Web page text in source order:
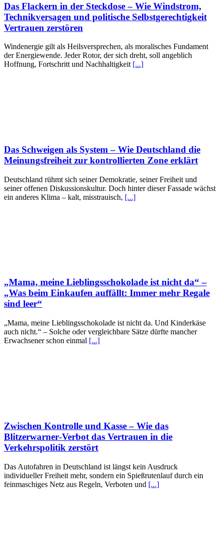
Das Flackern in der Steckdose – Wie Windstrom,
Technikversagen und politische Selbstgerechtigkeit
Vertrauen zerstören
Windenergie gilt als Heilsversprechen, als moralisches Fundament
der Energiewende. Jeder Rotor, der sich dreht, soll angeblich
Hoffnung, Fortschritt und Nachhaltigkeit [...]
Das Schweigen als System – Wie Deutschland die
Meinungsfreiheit zur kontrollierten Zone erklärt
Deutschland rühmt sich seiner Demokratie, seiner Freiheit und
seiner offenen Diskussionskultur. Doch hinter dieser Fassade wächst
ein anderes Klima – kalt, misstrauisch, [...]
„Mama, meine Lieblingsschokolade ist nicht da“ –
„Was beim Einkaufen auffällt: Immer mehr Regale
sind leer“
„Mama, meine Lieblingsschokolade ist nicht da. Und Kinderkäse
auch nicht.“ – Solche oder vergleichbare Sätze dürfte mancher
Erwachsener schon einmal [...]
Zwischen Kontrolle und Kasse – Wie das
Blitzerwarner‑Verbot das Vertrauen in die
Verkehrspolitik zerstört
Das Autofahren in Deutschland ist längst kein Ausdruck
individueller Freiheit mehr, sondern ein Spießrutenlauf durch ein
feinmaschiges Netz aus Regeln, Verboten und [...]